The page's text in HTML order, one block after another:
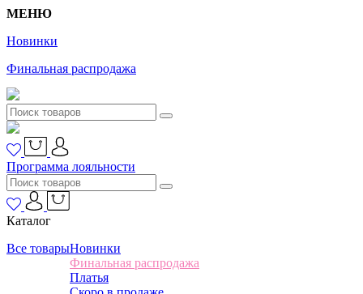
МЕНЮ
Новинки
Финальная распродажа
Программа лояльности
Каталог
Все товарыНовинки
Финальная распродажа
Платья